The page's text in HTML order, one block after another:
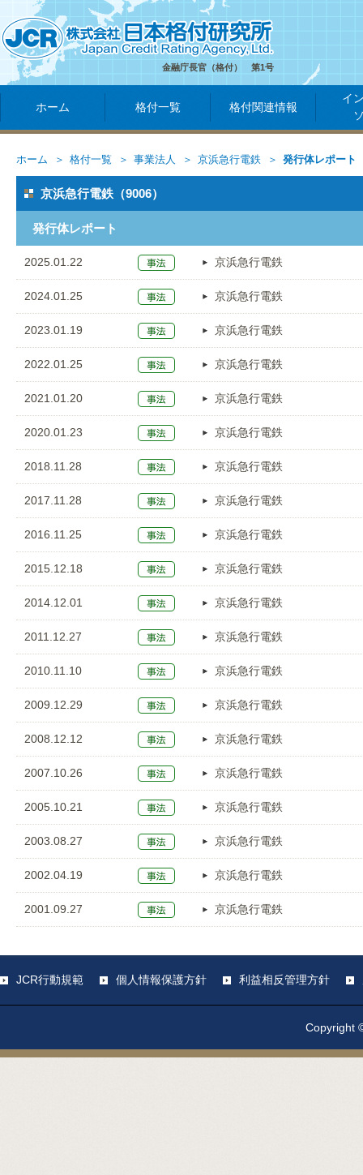
金融庁長官（格付） 第1号
ホーム 格付一覧 格付関連情報
イ
ホーム 格付一覧 事業法人 京浜急行電鉄 発行体レポート
京浜急行電鉄（9006）
発行体レポート
2025.01.22 京浜急行電鉄
2024.01.25 京浜急行電鉄
2023.01.19 京浜急行電鉄
2022.01.25 京浜急行電鉄
2021.01.20 京浜急行電鉄
2020.01.23 京浜急行電鉄
2018.11.28 京浜急行電鉄
2017.11.28 京浜急行電鉄
2016.11.25 京浜急行電鉄
2015.12.18 京浜急行電鉄
2014.12.01 京浜急行電鉄
2011.12.27 京浜急行電鉄
2010.11.10 京浜急行電鉄
2009.12.29 京浜急行電鉄
2008.12.12 京浜急行電鉄
2007.10.26 京浜急行電鉄
2005.10.21 京浜急行電鉄
2003.08.27 京浜急行電鉄
2002.04.19 京浜急行電鉄
2001.09.27 京浜急行電鉄
JCR行動規範 個人情報保護方針 利益相反管理方針
Copyright